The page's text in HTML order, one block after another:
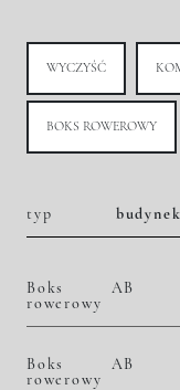
WYCZYŚĆ
BOKS ROWEROWY
typ budynek
Boks
rowerowy
AB
Boks
rowerowy
AB